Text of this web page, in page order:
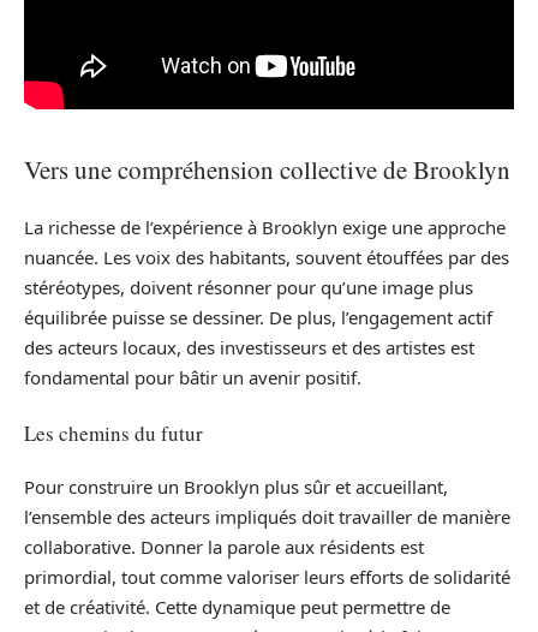
Vers une compréhension collective de Brooklyn
La richesse de l’expérience à Brooklyn exige une approche
nuancée. Les voix des habitants, souvent étouffées par des
stéréotypes, doivent résonner pour qu’une image plus
équilibrée puisse se dessiner. De plus, l’engagement actif
des acteurs locaux, des investisseurs et des artistes est
fondamental pour bâtir un avenir positif.
Les chemins du futur
Pour construire un Brooklyn plus sûr et accueillant,
l’ensemble des acteurs impliqués doit travailler de manière
collaborative. Donner la parole aux résidents est
primordial, tout comme valoriser leurs efforts de solidarité
et de créativité. Cette dynamique peut permettre de